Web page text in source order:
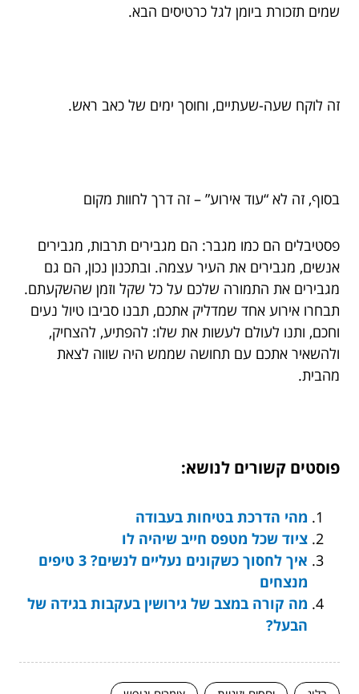
שמים תזכורת ביומן לגל כרטיסים הבא.
זה לוקח שעה-שעתיים, וחוסך ימים של כאב ראש.
בסוף, זה לא “עוד אירוע” – זה דרך לחוות מקום
פסטיבלים הם כמו מגבר: הם מגבירים תרבות, מגבירים
אנשים, מגבירים את העיר עצמה. ובתכנון נכון, הם גם
מגבירים את התמורה שלכם על כל שקל וזמן שהשקעתם.
תבחרו אירוע אחד שמדליק אתכם, תבנו סביבו טיול נעים
וחכם, ותנו לעולם לעשות את שלו: להפתיע, להצחיק,
ולהשאיר אתכם עם תחושה שממש היה שווה לצאת
מהבית.
פוסטים קשורים לנושא:
מהי הדרכת בטיחות בעבודה
ציוד שכל מטפס חייב שיהיה לו
איך לחסוך כשקונים נעליים לנשים? 3 טיפים
מנצחים
מה קורה במצב של גירושין בעקבות בגידה של
הבעל?